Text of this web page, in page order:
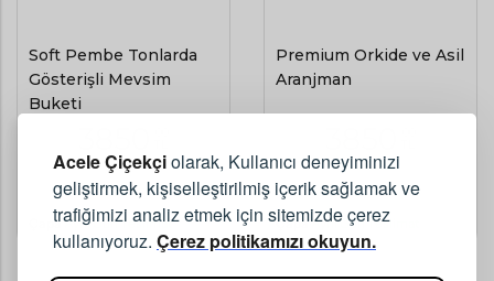
Acele Çiçekçiolarak, Kullanıcı deneyiminizi
geliştirmek, kişiselleştirilmiş içerik sağlamak ve
trafiğimizi analiz etmek için sitemizde çerez
kullanıyoruz. Çerez politikamızı okuyun.
Soft Pembe Tonlarda
Gösterişli Mevsim
Buketi
(KDV Dahil)
ÇapaAynı Gün Teslimat
Premium Orkide ve Asil
Aranjman
(KDV Dahil)
ÇapaAynı Gün Teslimat